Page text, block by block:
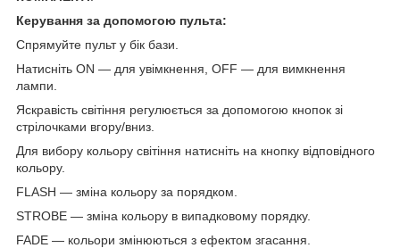
Керування за допомогою пульта:
Спрямуйте пульт у бік бази.
Натисніть ON — для увімкнення, OFF — для вимкнення
лампи.
Яскравість світіння регулюється за допомогою кнопок зі
стрілочками вгору/вниз.
Для вибору кольору світіння натисніть на кнопку відповідного
кольору.
FLASH — зміна кольору за порядком.
STROBE — зміна кольору в випадковому порядку.
FADE — кольори змінюються з ефектом згасання.